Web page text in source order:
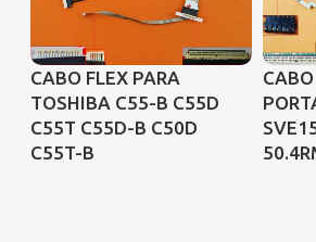
CABO FLEX PARA
TOSHIBA C55-B C55D
C55T C55D-B C50D
C55T-B